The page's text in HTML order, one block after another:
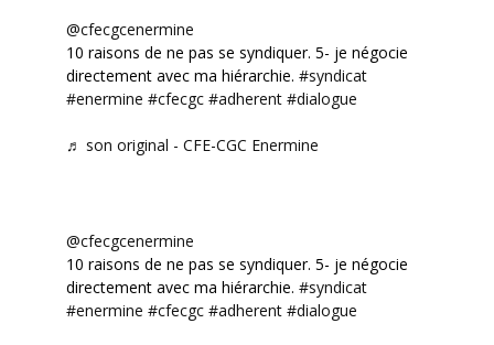
@cfecgcenermine
10 raisons de ne pas se syndiquer. 5- je négocie
directement avec ma hiérarchie. #syndicat
#enermine #cfecgc #adherent #dialogue
♬ son original - CFE-CGC Enermine
@cfecgcenermine
10 raisons de ne pas se syndiquer. 5- je négocie
directement avec ma hiérarchie. #syndicat
#enermine #cfecgc #adherent #dialogue